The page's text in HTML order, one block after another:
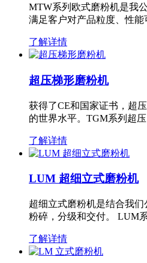
MTW系列欧式磨粉机是我
满足客户对产品粒度、性
了解详情
超压梯形磨粉机
获得了CE和国家证书，超
的世界水平。TGM系列超
了解详情
LUM 超细立式磨粉机
超细立式磨粉机是结合我
粉碎，分级和交付。 LUM
了解详情